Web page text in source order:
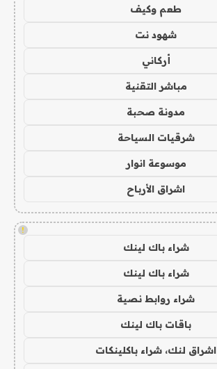
طعم وكيف
شهود نت
أركاني
مباشر التقنية
مدونة صحبة
شرقيات السياحة
موسوعة انوار
اشراق الأرباح
!
شراء باك لينك
شراء باك لينك
شراء روابط نصية
باقات باك لينك
اشراق لنك، شراء باكلينكات